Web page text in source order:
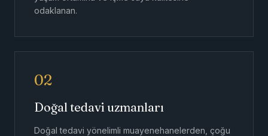
odaklanan.
02
Doğal tedavi uzmanları
Doğal tedavi yönelimli muayenehanelerden, çoğu